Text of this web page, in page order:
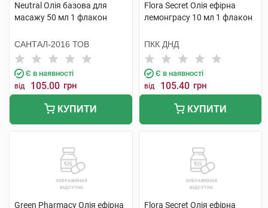
Neutral Олія базова для
масажу 50 мл 1 флакон
САНТАЛ-2016 ТОВ
Є в наявності
від 105.00 грн
КУПИТИ
Flora Secret Олія ефірна
лемонграсу 10 мл 1 флакон
ПКК ДНД
Є в наявності
від 105.40 грн
КУПИТИ
Green Pharmacy Олія ефірна
Flora Secret Олія ефірна